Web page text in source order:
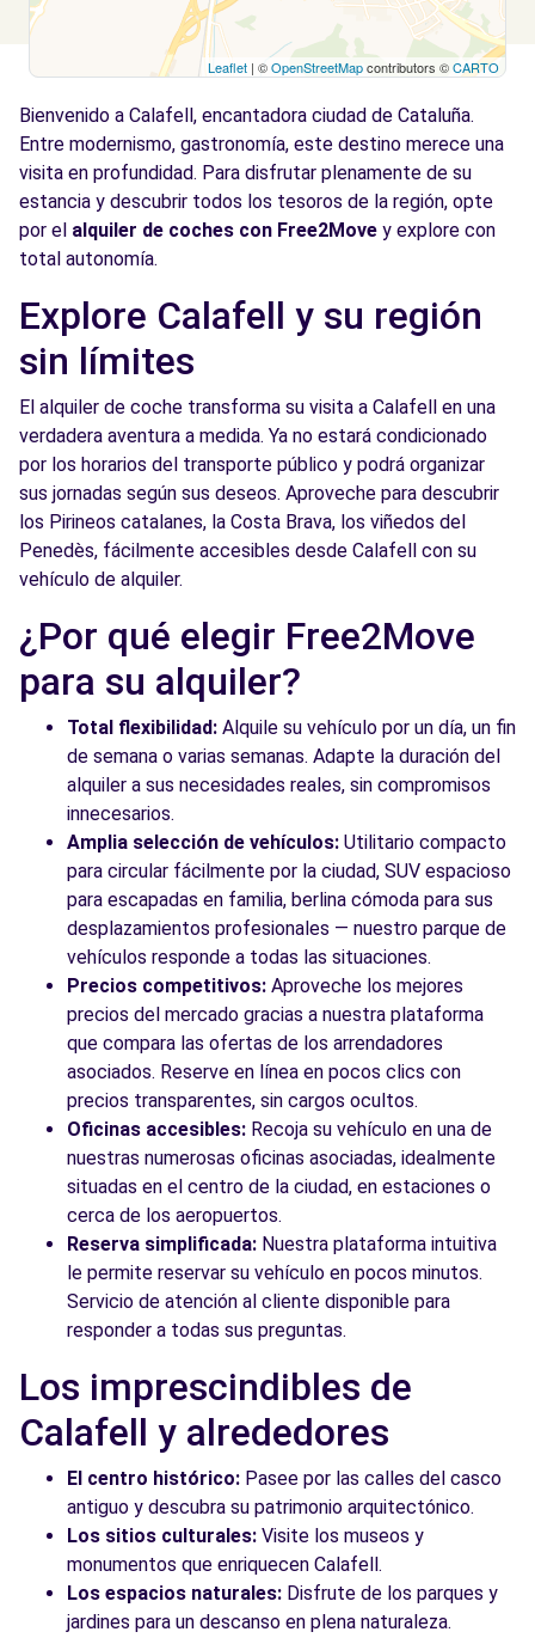
Leaflet | ©OpenStreetMapcontributors ©CARTO
Bienvenido a Calafell, encantadora ciudad de Cataluña.
Entre modernismo, gastronomía, este destino merece una
visita en profundidad. Para disfrutar plenamente de su
estancia y descubrir todos los tesoros de la región, opte
por el alquiler de coches con Free2Move y explore con
total autonomía.
Explore Calafell y su región
sin límites
El alquiler de coche transforma su visita a Calafell en una
verdadera aventura a medida. Ya no estará condicionado
por los horarios del transporte público y podrá organizar
sus jornadas según sus deseos. Aproveche para descubrir
los Pirineos catalanes, la Costa Brava, los viñedos del
Penedès, fácilmente accesibles desde Calafell con su
vehículo de alquiler.
¿Por qué elegir Free2Move
para su alquiler?
Total flexibilidad: Alquile su vehículo por un día, un fin
de semana o varias semanas. Adapte la duración del
alquiler a sus necesidades reales, sin compromisos
innecesarios.
Amplia selección de vehículos: Utilitario compacto
para circular fácilmente por la ciudad, SUV espacioso
para escapadas en familia, berlina cómoda para sus
desplazamientos profesionales — nuestro parque de
vehículos responde a todas las situaciones.
Precios competitivos: Aproveche los mejores
precios del mercado gracias a nuestra plataforma
que compara las ofertas de los arrendadores
asociados. Reserve en línea en pocos clics con
precios transparentes, sin cargos ocultos.
Oficinas accesibles: Recoja su vehículo en una de
nuestras numerosas oficinas asociadas, idealmente
situadas en el centro de la ciudad, en estaciones o
cerca de los aeropuertos.
Reserva simplificada: Nuestra plataforma intuitiva
le permite reservar su vehículo en pocos minutos.
Servicio de atención al cliente disponible para
responder a todas sus preguntas.
Los imprescindibles de
Calafell y alrededores
El centro histórico: Pasee por las calles del casco
antiguo y descubra su patrimonio arquitectónico.
Los sitios culturales: Visite los museos y
monumentos que enriquecen Calafell.
Los espacios naturales: Disfrute de los parques y
jardines para un descanso en plena naturaleza.